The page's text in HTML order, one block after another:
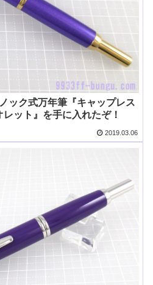
ック式万年筆『キャップレス
ット』を手に入れたぞ！
2019.03.06